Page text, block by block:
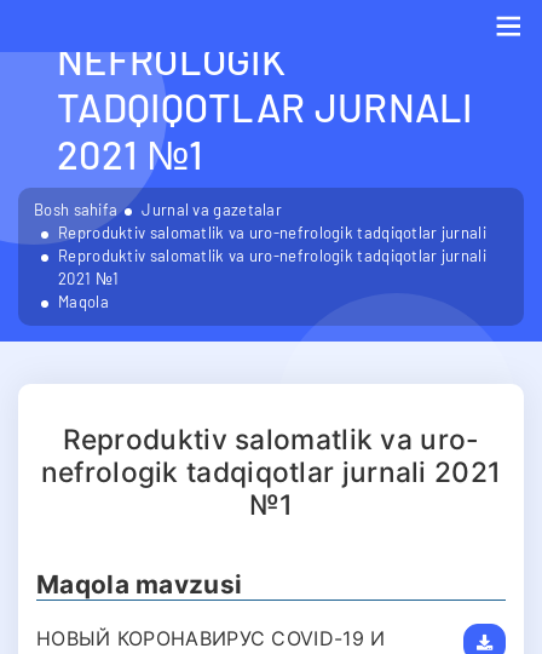
NEFROLOGIK
TADQIQOTLAR JURNALI
2021 №1
Bosh sahifa
Jurnal va gazetalar
Reproduktiv salomatlik va uro-nefrologik tadqiqotlar jurnali
Reproduktiv salomatlik va uro-nefrologik tadqiqotlar jurnali
2021 №1
Maqola
Reproduktiv salomatlik va uro-
nefrologik tadqiqotlar jurnali 2021
№1
Maqola mavzusi
НОВЫЙ КОРОНАВИРУС COVID-19 И